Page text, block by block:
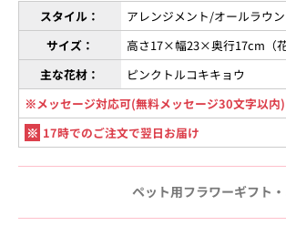
スタイル：
アレンジメント/オールラウ
サイズ：
高さ17×幅23×奥行17cm（花
主な花材：
ピンクトルコキキョウ
※メッセージ対応可(無料メッセージ30文字以内)
※ 17時でのご注文で翌日お届け
ペット用フラワーギフト